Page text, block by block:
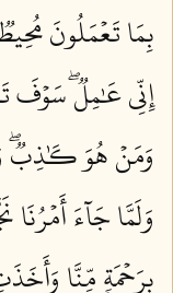
بِمَا تَعۡمَلُونَ مُحِيطٞ
إِنِّي عَٰمِلٞۖ سَوۡفَ
وَمَنۡ هُوَ كَٰذِبٞۖ
وَلَمَّا جَآءَ أَمۡرُنَا
بِرَحۡمَةٖ مِّنَّا